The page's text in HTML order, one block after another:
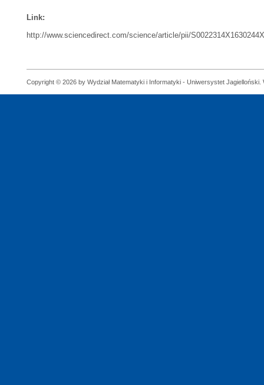
Link:
http://www.sciencedirect.com/science/article/pii/S0022314X1630244X
Copyright © 2026 by Wydział Matematyki i Informatyki - Uniwersystet